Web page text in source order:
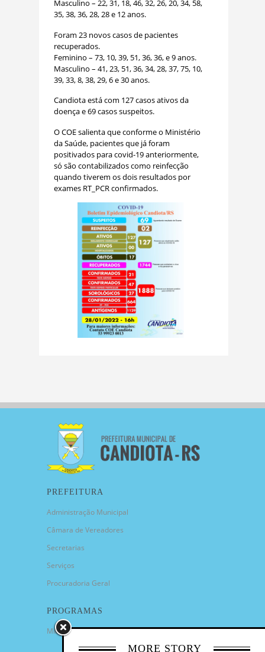
Masculino – 22, 31, 18, 46, 32, 26, 20, 34, 58,
35, 38, 36, 28, 28 e 12 anos.
Foram 23 novos casos de pacientes
recuperados.
Feminino – 73, 10, 39, 51, 36, 36, e 9 anos.
Masculino – 41, 23, 51, 36, 34, 28, 37, 75, 10,
39, 33, 8, 38, 29, 6 e 30 anos.
Candiota está com 127 casos ativos da
doença e 69 casos suspeitos.
O COE salienta que conforme o Ministério
da Saúde, pacientes que já foram
positivados para covid-19 anteriormente,
só são contabilizados como reinfecção
quando tiverem os dois resultados por
exames RT_PCR confirmados.
MORE STORY
PREFEITURA
Administração Municipal
Câmara de Vereadores
Secretarias
Serviços
Procuradoria Geral
PROGRAMAS
Minha Casa Minha Vida